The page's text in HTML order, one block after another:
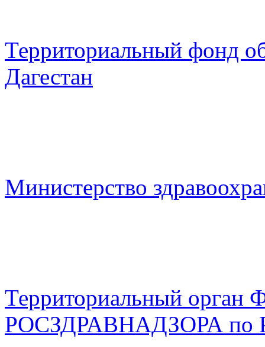
Территориальный фонд
Дагестан
Министерство
Территориальный орган
РОСЗДРАВНАДЗОРА по